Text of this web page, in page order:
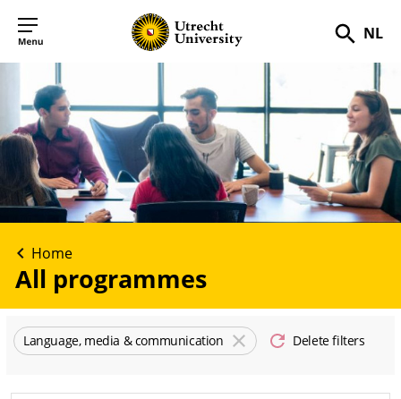
NL
All programmes
Home
Language, media & communication Delete filters